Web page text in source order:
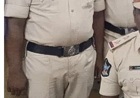
ఆగస్టు 16న విజయవాడలో కాపునాడు –
కాపు నాయకుల భారీ సమావేశం..
10 నిమిషాల క్రితం